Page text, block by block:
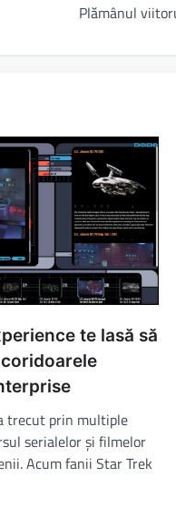
Plămânul
te lasă să
trecut prin multiple
serialelor şi filmelor
Acum fanii Star Trek